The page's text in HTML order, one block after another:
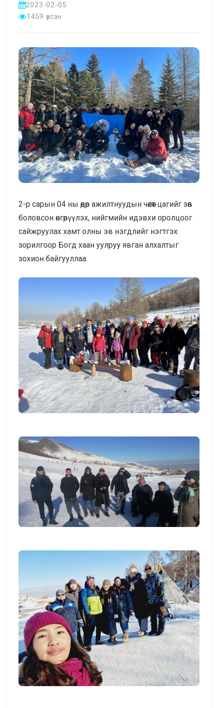
2023-02-05
1459 үзсэн
2-р сарын 04 ны өдөр ажилтнуудын чөлөөт цагийг зөв
боловсон өнгөрүүлэх, нийгмийн идэвхи оролцоог
сайжруулах хамт олны эв нэгдлийг нэгтгэх
зорилгоор Богд хаан уулруу явган алхалтыг
зохион байгууллаа.